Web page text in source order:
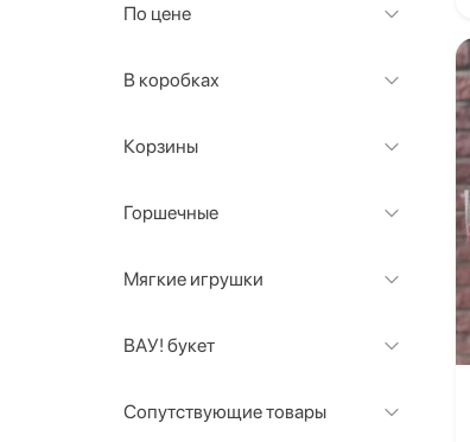
По цене
В коробках
Корзины
Горшечные
Мягкие игрушки
ВАУ! букет
Сопутствующие товары